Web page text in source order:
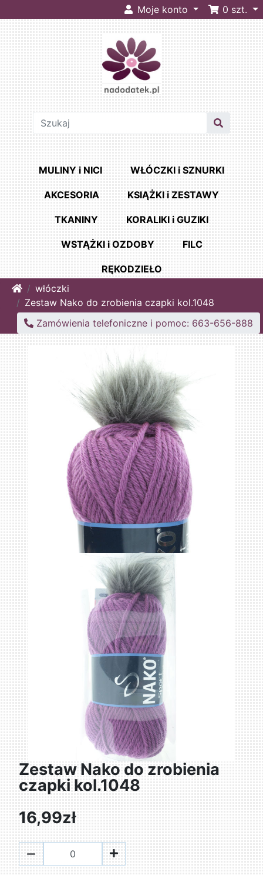
Moje konto 0 szt.
MULINY i NICI WŁÓCZKI i SZNURKI
AKCESORIA KSIĄŻKI i ZESTAWY
TKANINY KORALIKI i GUZIKI
WSTĄŻKI i OZDOBY FILC
RĘKODZIEŁO
Homewłóczki
Zestaw Nako do zrobienia czapki kol.1048
Zamówienia telefoniczne i pomoc: 663-656-888
Zestaw Nako do zrobienia
czapki kol.1048
16,99zł